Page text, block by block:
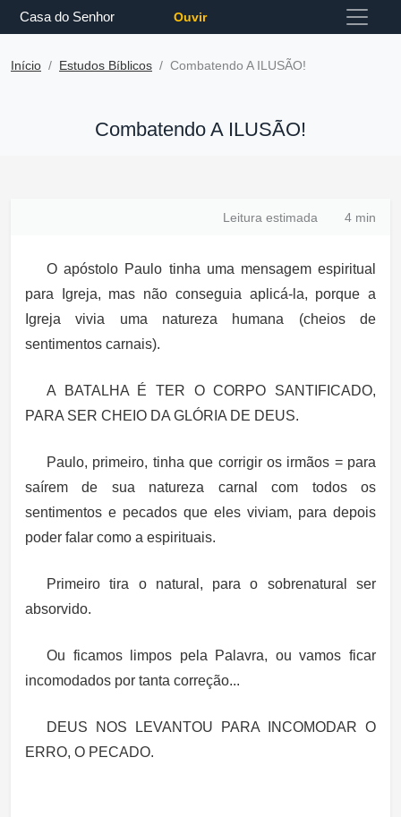
Casa do Senhor Ouvir
Início Estudos Bíblicos Combatendo A ILUSÃO!
Combatendo A ILUSÃO!
Leitura estimada 4 min
O apóstolo Paulo tinha uma mensagem espiritual
para Igreja, mas não conseguia aplicá-la, porque a
Igreja vivia uma natureza humana (cheios de
sentimentos carnais).
A BATALHA É TER O CORPO SANTIFICADO,
PARA SER CHEIO DA GLÓRIA DE DEUS.
Paulo, primeiro, tinha que corrigir os irmãos = para
saírem de sua natureza carnal com todos os
sentimentos e pecados que eles viviam, para depois
poder falar como a espirituais.
Primeiro tira o natural, para o sobrenatural ser
absorvido.
Ou ficamos limpos pela Palavra, ou vamos ficar
incomodados por tanta correção...
DEUS NOS LEVANTOU PARA INCOMODAR O
ERRO, O PECADO.